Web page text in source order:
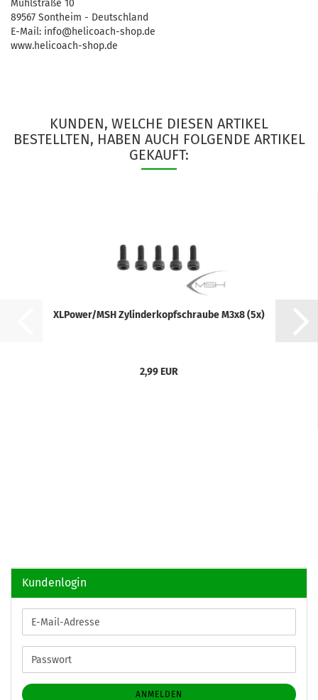
Mühlstraße 10
89567 Sontheim - Deutschland
E-Mail: info@helicoach-shop.de
www.helicoach-shop.de
KUNDEN, WELCHE DIESEN ARTIKEL
BESTELLTEN, HABEN AUCH FOLGENDE ARTIKEL
GEKAUFT:
XLPower/MSH Zylinderkopfschraube M3x8 (5x)
2,99 EUR
Kundenlogin
E-
Mail-
Adresse
Passwort
ANMELDEN